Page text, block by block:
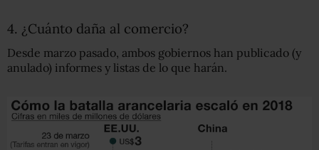
4. ¿Cuánto daña al comercio?
Desde marzo pasado, ambos gobiernos han publicado (y
anulado) informes y listas de lo que harán.